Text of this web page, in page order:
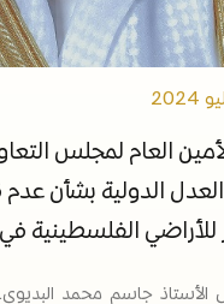
العام لمجلس
الدولية بشأن عدم
الفلسطينية في
الأستاذ جاسم محمد البديوي.